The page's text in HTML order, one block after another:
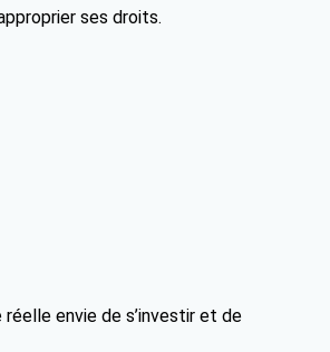
ses droits.
envie de s’investir et de